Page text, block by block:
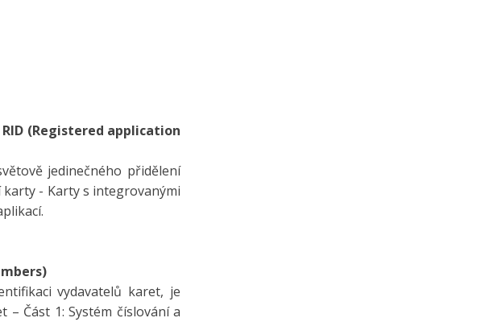
(Registered application
jedinečného přidělení
karty - Karty s integrovanými
vydavatelů karet, je
– Část 1: Systém číslování a